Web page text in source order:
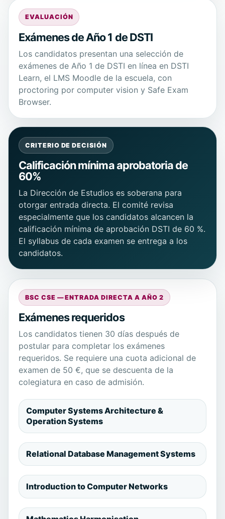
EVALUACIÓN
Exámenes de Año 1 de DSTI
Los candidatos presentan una selección de
exámenes de Año 1 de DSTI en línea en DSTI
Learn, el LMS Moodle de la escuela, con
proctoring por computer vision y Safe Exam
Browser.
CRITERIO DE DECISIÓN
Calificación mínima aprobatoria de
60%
La Dirección de Estudios es soberana para
otorgar entrada directa. El comité revisa
especialmente que los candidatos alcancen la
calificación mínima de aprobación DSTI de 60 %.
El syllabus de cada examen se entrega a los
candidatos.
BSC CSE — ENTRADA DIRECTA A AÑO 2
Exámenes requeridos
Los candidatos tienen 30 días después de
postular para completar los exámenes
requeridos. Se requiere una cuota adicional de
examen de 50 €, que se descuenta de la
colegiatura en caso de admisión.
Computer Systems Architecture &
Operation Systems
Relational Database Management Systems
Introduction to Computer Networks